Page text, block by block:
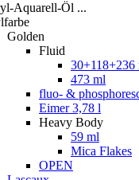
Aquarell-Öl ...
Golden
Fluid
30+118+236
473 ml
fluo- &
Eimer 3,78 l
Heavy Body
59 ml
Mica Flakes
OPEN